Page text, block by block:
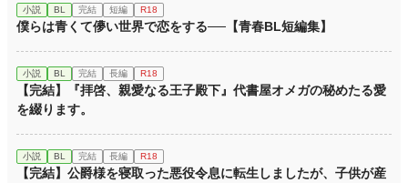
小説 BL 完結 短編 R18
僕らは青くて儚い世界で恋をする──【青春BL短編集】
小説 BL 完結 長編 R18
【完結】『拝啓、親愛なる王子殿下』代書屋オメガの秘めたる愛
を綴ります。
小説 BL 完結 長編 R18
【完結】公爵様を寝取った悪役令息に転生しましたが、子供が産